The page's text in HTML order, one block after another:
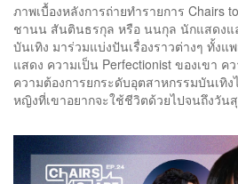
ภาพเบื้องหลังการถ่ายทำรายการ Chairs
ชานน สันตินธรกุล หรือ นนกุล นักแสดงแ
บันเทิง มาร่วมแบ่งปันเรื่องราวต่างๆ ทั้ง
แสดง ความเป็น Perfectionist ของเขา ค
ความต้องการยกระดับอุตสาหกรรมบันเทิ
หญิงที่เขาอยากจะใช้ชีวิตด้วยไปจนถึงวัน